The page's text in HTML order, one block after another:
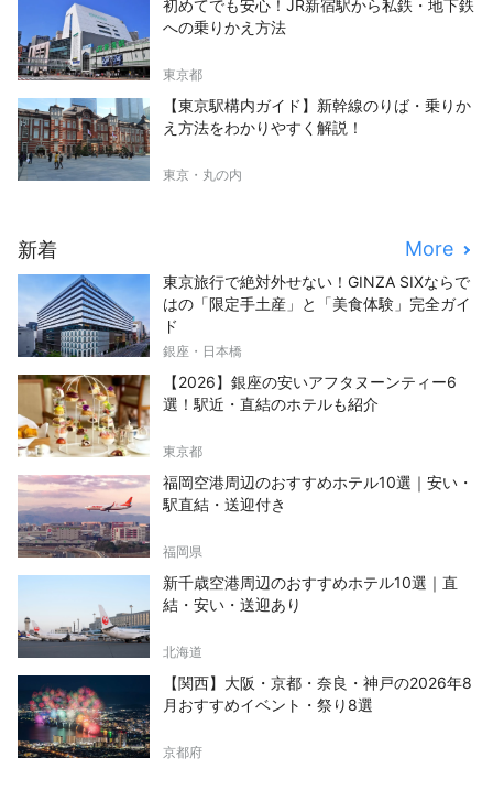
初めてでも安心！JR新宿駅から私鉄・地下鉄
への乗りかえ方法
東京都
【東京駅構内ガイド】新幹線のりば・乗りか
え方法をわかりやすく解説！
東京・丸の内
新着 More
東京旅行で絶対外せない！GINZA SIXならで
はの「限定手土産」と「美食体験」完全ガイ
ド
銀座・日本橋
【2026】銀座の安いアフタヌーンティー6
選！駅近・直結のホテルも紹介
東京都
福岡空港周辺のおすすめホテル10選｜安い・
駅直結・送迎付き
福岡県
新千歳空港周辺のおすすめホテル10選｜直
結・安い・送迎あり
北海道
【関西】大阪・京都・奈良・神戸の2026年8
月おすすめイベント・祭り8選
京都府